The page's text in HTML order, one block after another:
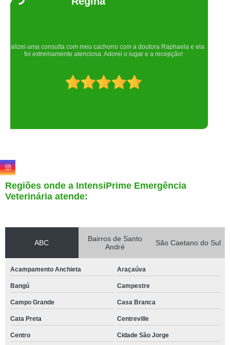
Um lugar maravilhoso. Sempre serei grata pelo que fizeram por nós!
Regiões onde a IntensiPrime Emergência
Veterinária atende:
ABC
Bairros de Santo
André
São Caetano do Sul
Acampamento Anchieta Araçaúva
Bangú Campestre
Campo Grande Casa Branca
Cata Preta Centreville
Centro Cidade São Jorge